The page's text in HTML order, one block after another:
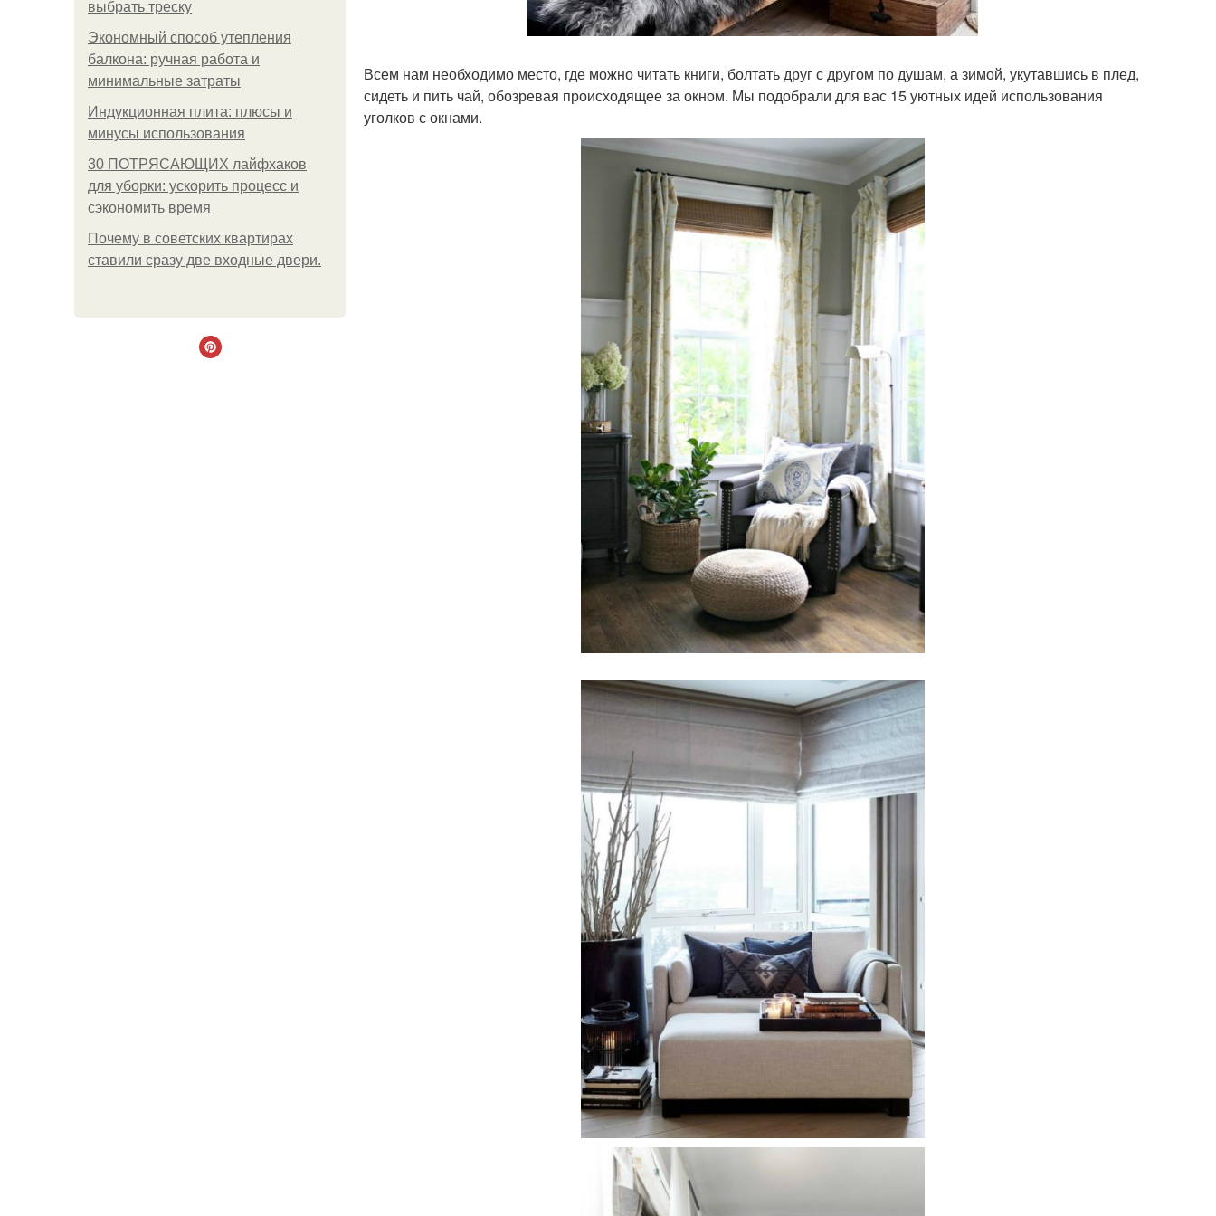
выбрать треску
Экономный способ утепления
балкона: ручная работа и
минимальные затраты
Индукционная плита: плюсы и
минусы использования
30 ПОТРЯСАЮЩИХ лайфхаков
для уборки: ускорить процесс и
сэкономить время
Почему в советских квартирах
ставили сразу две входные двери.
Всем нам необходимо место, где можно читать книги, болтать друг с другом по душам, а зимой, укутавшись в плед,
сидеть и пить чай, обозревая происходящее за окном. Мы подобрали для вас 15 уютных идей использования
уголков с окнами.